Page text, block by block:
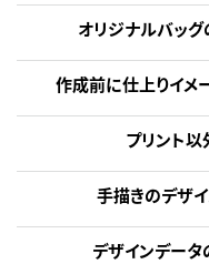
オリジナルバッ
作成前に仕上りイメ
プリント
手描きのデザ
デザインデータ